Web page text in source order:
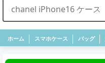
ホーム スマホケース バッグ